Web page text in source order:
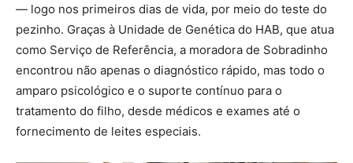
— logo nos primeiros dias de vida, por meio do teste do
pezinho. Graças à Unidade de Genética do HAB, que atua
como Serviço de Referência, a moradora de Sobradinho
encontrou não apenas o diagnóstico rápido, mas todo o
amparo psicológico e o suporte contínuo para o
tratamento do filho, desde médicos e exames até o
fornecimento de leites especiais.